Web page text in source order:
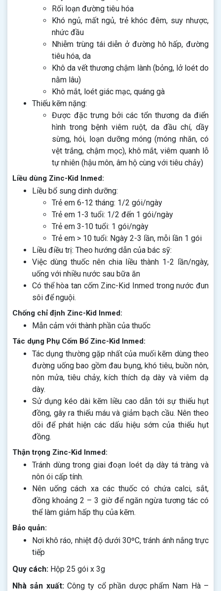
Rối loạn đường tiêu hóa
Khó ngủ, mất ngủ, trẻ khóc đêm, suy nhược,
nhức đầu
Nhiễm trùng tái diễn ở đường hô hấp, đường
tiêu hóa, da
Khô da vết thương chậm lành (bỏng, lở loét do
nằm lâu)
Khô mắt, loét giác mạc, quáng gà
Thiếu kẽm nặng:
Được đặc trưng bởi các tổn thương da điển
hình trong bệnh viêm ruột, da đầu chí, dầy
sừng, hói, loạn dưỡng móng (móng nhăn, có
vệt trắng, chậm mọc), khô mắt, viêm quanh lỗ
tự nhiên (hậu môn, âm hộ cùng với tiêu chảy)
Liều dùng Zinc-Kid Inmed:
Liều bổ sung dinh dưỡng:
Trẻ em 6-12 tháng: 1/2 gói/ngày
Trẻ em 1-3 tuổi: 1/2 đến 1 gói/ngày
Trẻ em 3-10 tuổi: 1 gói/ngày
Trẻ em > 10 tuổi: Ngày 2-3 lần, mỗi lần 1 gói
Liều điều trị: Theo hướng dẫn của bác sỹ:
Việc dùng thuốc nên chia liều thành 1-2 lần/ngày,
uống với nhiều nước sau bữa ăn
Có thể hòa tan cốm Zinc-Kid Inmed trong nước đun
sôi để nguội.
Chống chỉ định Zinc-Kid Inmed:
Mẫn cảm với thành phần của thuốc
Tác dụng Phụ Cốm Bổ Zinc-Kid Inmed:
Tác dụng thường gặp nhất của muối kẽm dùng theo
đường uống bao gồm đau bụng, khó tiêu, buồn nôn,
nôn mửa, tiêu chảy, kích thích dạ dày và viêm dạ
dày.
Sử dụng kéo dài kẽm liều cao dẫn tới sự thiếu hụt
đồng, gây ra thiếu máu và giảm bạch cầu. Nên theo
dõi để phát hiện các dấu hiệu sớm của thiếu hụt
đồng.
Thận trọng Zinc-Kid Inmed:
Tránh dùng trong giai đoạn loét dạ dày tá tràng và
nôn ói cấp tính.
Nên uống cách xa các thuốc có chứa calci, sắt,
đồng khoảng 2 – 3 giờ để ngăn ngừa tương tác có
thể làm giảm hấp thụ của kẽm.
Bảo quản:
Nơi khô ráo, nhiệt độ dưới 30ºC, tránh ánh nắng trực
tiếp
Quy cách: Hộp 25 gói x 3g
Nhà sản xuất:Công ty cổ phần dược phẩm Nam Hà –